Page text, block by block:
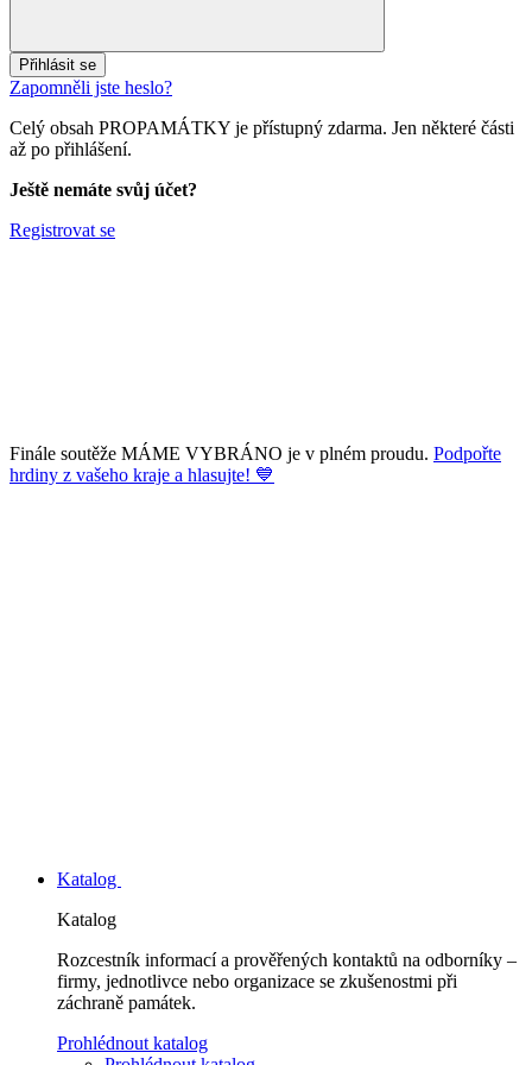
Přihlásit se
Zapomněli jste heslo?
Celý obsah PROPAMÁTKY je přístupný zdarma. Jen některé části
až po přihlášení.
Ještě nemáte svůj účet?
Registrovat se
Finále soutěže MÁME VYBRÁNO je v plném proudu. Podpořte
hrdiny z vašeho kraje a hlasujte! 💙
Katalog
Katalog
Rozcestník informací a prověřených kontaktů na odborníky –
firmy, jednotlivce nebo organizace se zkušenostmi při
záchraně památek.
Prohlédnout katalog